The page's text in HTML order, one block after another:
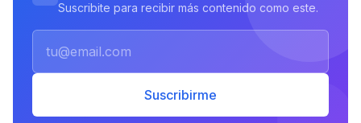
Suscribite para recibir más contenido como este.
Suscribirme